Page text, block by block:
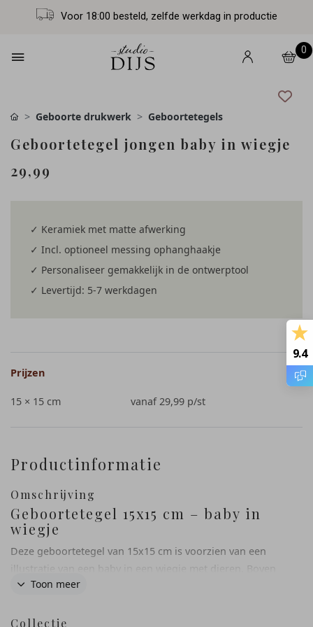
Voor 18:00 besteld, zelfde werkdag in productie
0
Geboorte drukwerk Geboortetegels
Geboortetegel jongen baby in wiegje
29,99
✓ Keramiek met matte afwerking
✓ Incl. optioneel messing ophanghaakje
✓ Personaliseer gemakkelijk in de ontwerptool
✓ Levertijd: 5-7 werkdagen
Prijzen
15 × 15 cm vanaf 29,99 p/st
Productinformatie
Omschrijving
Geboortetegel 15x15 cm – baby in
wiegje
Deze geboortetegel van 15x15 cm is voorzien van een
illustratie van een baby in een wiegje met dieren. Boven
de illustratie worden de naam en geboortedatum
Toon meer
Collectie
9.4